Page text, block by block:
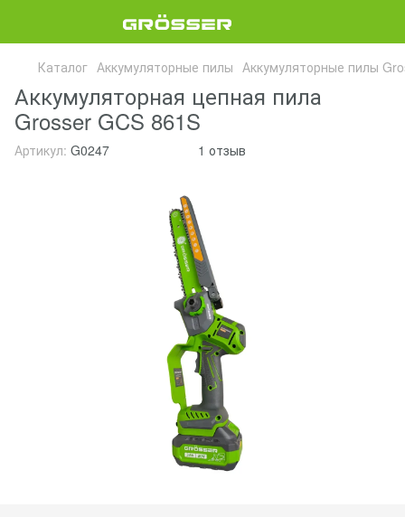
Каталог Аккумуляторные пилы Аккумуляторные пилы
Аккумуляторная цепная пила
Grosser GCS 861S
Артикул: G0247 1 отзыв